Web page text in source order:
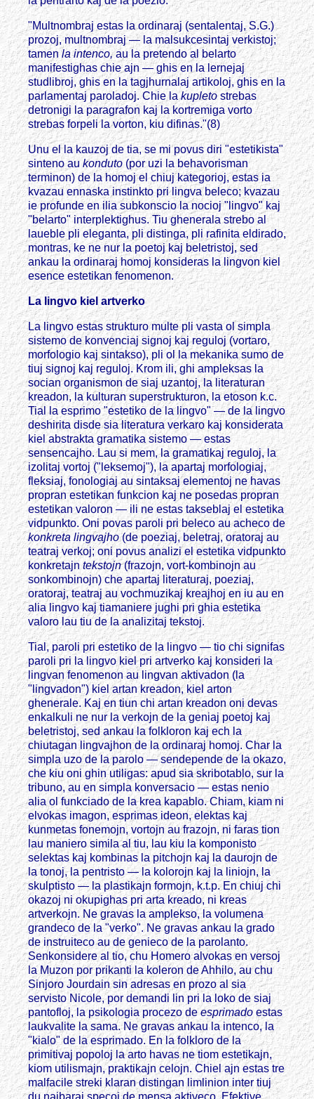
"Multnombraj estas la ordinaraj (sentalentaj, S.G.)
prozoj, multnombraj — la malsukcesintaj verkistoj;
tamenla intenco,au la pretendo al belarto
manifestighas chie ajn — ghis en la lernejaj
studlibroj, ghis en la tagjhurnalaj artikoloj, ghis en la
parlamentaj paroladoj. Chie lakupleto strebas
detronigi la paragrafon kaj la kortremiga vorto
strebas forpeli la vorton, kiu difinas."(8)
Unu el la kauzoj de tia, se mi povus diri "estetikista"
sinteno au konduto (por uzi la behavorisman
terminon) de la homoj el chiuj kategorioj, estas ia
kvazau ennaska instinkto pri lingva beleco; kvazau
ie profunde en ilia subkonscio la nocioj "lingvo" kaj
"belarto" interplektighus. Tiu ghenerala strebo al
laueble pli eleganta, pli distinga, pli rafinita eldirado,
montras, ke ne nur la poetoj kaj beletristoj, sed
ankau la ordinaraj homoj konsideras la lingvon kiel
esence estetikan fenomenon.
La lingvo kiel artverko
La lingvo estas strukturo multe pli vasta ol simpla
sistemo de konvenciaj signoj kaj reguloj (vortaro,
morfologio kaj sintakso), pli ol la mekanika sumo de
tiuj signoj kaj reguloj. Krom ili, ghi ampleksas la
socian organismon de siaj uzantoj, la literaturan
kreadon, la kulturan superstrukturon, la etoson k.c.
Tial la esprimo "estetiko de la lingvo" — de la lingvo
deshirita disde sia literatura verkaro kaj konsiderata
kiel abstrakta gramatika sistemo — estas
sensencajho. Lau si mem, la gramatikaj reguloj, la
izolitaj vortoj ("leksemoj"), la apartaj morfologiaj,
fleksiaj, fonologiaj au sintaksaj elementoj ne havas
propran estetikan funkcion kaj ne posedas propran
estetikan valoron — ili ne estas takseblaj el estetika
vidpunkto. Oni povas paroli pri beleco au acheco de
konkreta lingvajho(de poeziaj, beletraj, oratoraj au
teatraj verkoj; oni povus analizi el estetika vidpunkto
konkretajntekstojn(frazojn, vort-kombinojn au
sonkombinojn) che apartaj literaturaj, poeziaj,
oratoraj, teatraj au vochmuzikaj kreajhoj en iu au en
alia lingvo kaj tiamaniere jughi pri ghia estetika
valoro lau tiu de la analizitaj tekstoj.
Tial, paroli pri estetiko de la lingvo — tio chi signifas
paroli pri la lingvo kiel pri artverko kaj konsideri la
lingvan fenomenon au lingvan aktivadon (la
"lingvadon") kiel artan kreadon, kiel arton
ghenerale. Kaj en tiun chi artan kreadon oni devas
enkalkuli ne nur la verkojn de la geniaj poetoj kaj
beletristoj, sed ankau la folkloron kaj ech la
chiutagan lingvajhon de la ordinaraj homoj. Char la
simpla uzo de la parolo — sendepende de la okazo,
che kiu oni ghin utiligas: apud sia skribotablo, sur la
tribuno, au en simpla konversacio — estas nenio
alia ol funkciado de la krea kapablo. Chiam, kiam ni
elvokas imagon, esprimas ideon, elektas kaj
kunmetas fonemojn, vortojn au frazojn, ni faras tion
lau maniero simila al tiu, lau kiu la komponisto
selektas kaj kombinas la pitchojn kaj la daurojn de
la tonoj, la pentristo — la kolorojn kaj la liniojn, la
skulptisto — la plastikajn formojn, k.t.p. En chiuj chi
okazoj ni okupighas pri arta kreado, ni kreas
artverkojn. Ne gravas la amplekso, la volumena
grandeco de la "verko". Ne gravas ankau la grado
de instruiteco au de genieco de la parolanto.
Senkonsidere al tio, chu Homero alvokas en versoj
la Muzon por prikanti la koleron de Ahhilo, au chu
Sinjoro Jourdain sin adresas en prozo al sia
servisto Nicole, por demandi lin pri la loko de siaj
pantofloj, la psikologia procezo de esprimado estas
laukvalite la sama. Ne gravas ankau la intenco, la
"kialo" de la esprimado. En la folkloro de la
primitivaj popoloj la arto havas ne tiom estetikajn,
kiom utilismajn, praktikajn celojn. Chiel ajn estas tre
malfacile streki klaran distingan limlinion inter tiuj
du najbaraj specoj de mensa aktiveco. Efektive,